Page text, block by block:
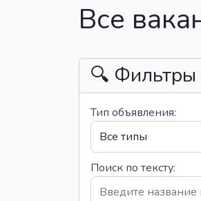
Все
🔍 Фильтры
Тип объявления:
Поиск по тексту: